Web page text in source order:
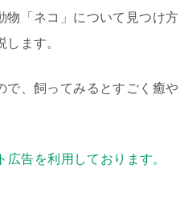
物「ネコ」について見つけ方
ます。
で、飼ってみるとすごく癒や
告を利用しております。